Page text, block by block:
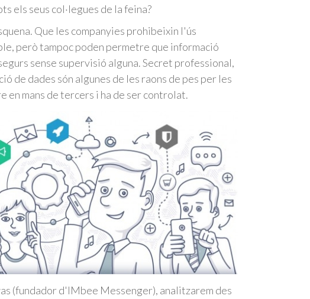
els seus col·legues de la feina?
Que les companyies prohibeixin l'ús
però tampoc poden permetre que informació
sense supervisió alguna. Secret professional,
de dades són algunes de les raons de pes per les
en mans de tercers i ha de ser controlat.
(fundador d'IMbee Messenger), analitzarem des